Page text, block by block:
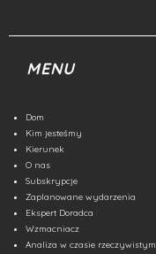
MENU
Dom
Kim jesteśmy
Kierunek
O nas
Subskrypcje
Zaplanowane wydarzenia
Ekspert Doradca
Wzmacniacz
Analiza w czasie rzeczywistym